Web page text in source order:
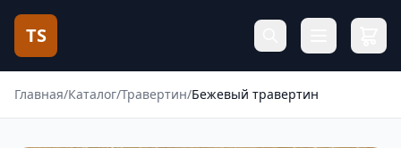
TS
Главная/Каталог/Травертин/Бежевый травертин